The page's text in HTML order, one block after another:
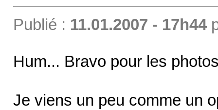
Publié : 11.01.2007 - 17h44
Hum... Bravo pour les
Je viens un peu comme un